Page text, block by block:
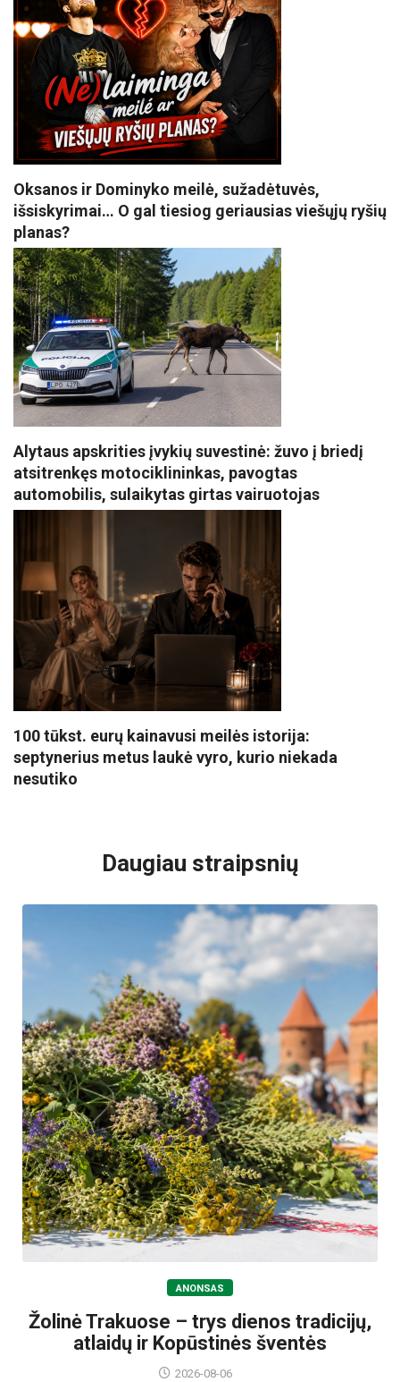
Oksanos ir Dominyko meilė, sužadėtuvės,
išsiskyrimai… O gal tiesiog geriausias viešųjų ryšių
planas?
Alytaus apskrities įvykių suvestinė: žuvo į briedį
atsitrenkęs motociklininkas, pavogtas
automobilis, sulaikytas girtas vairuotojas
100 tūkst. eurų kainavusi meilės istorija:
septynerius metus laukė vyro, kurio niekada
nesutiko
Daugiau straipsnių
ANONSAS
Žolinė Trakuose – trys dienos tradicijų,
atlaidų ir Kopūstinės šventės
2026-08-06